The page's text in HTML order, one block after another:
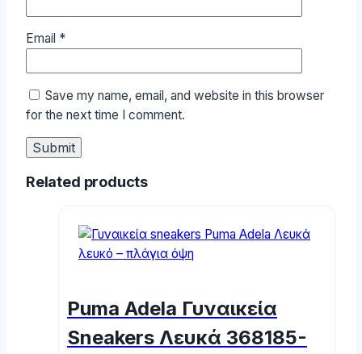
Email *
Save my name, email, and website in this browser
for the next time I comment.
Related products
Puma Adela Γυναικεία
Sneakers Λευκά 368185-